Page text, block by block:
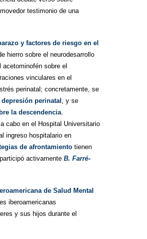
testimonio de una
y factores de riesgo en el
hierro sobre el neurodesarrollo
sobre el
vinculares en el
perinatal; concretamente, se
perinatal
, y se
la descendencia
cabo en el Hospital Universitario
ingreso hospitalario en
de afrontamiento tienen
activamente B. Farré-
de Salud Mental
iberoamericanas
y sus hijos durante el